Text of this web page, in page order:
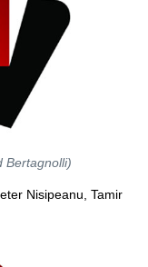
Bertagnolli)
Nisipeanu, Tamir